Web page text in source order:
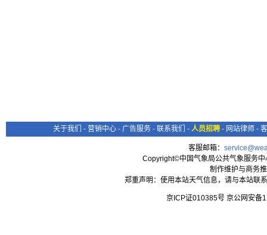
关于我们 - 营销中心 - 广告服务 - 联系我们 - 人员招聘 - 网站律师 -
客服邮箱：
Copyright©中国气象局公共气象服务
制作维护与商务
郑重声明：使用本站天气信息，请与本站联
京ICP证010385号 京公网安备